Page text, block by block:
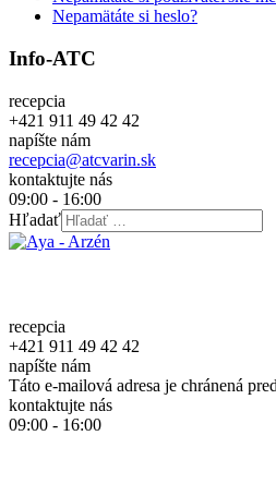
Nepamätáte si heslo?
Info-ATC
recepcia
+421 911 49 42 42
napíšte nám
recepcia@atcvarin.sk
kontaktujte nás
09:00 - 16:00
Hľadať
recepcia
+421 911 49 42 42
napíšte nám
Táto e-mailová adresa je chránená
kontaktujte nás
09:00 - 16:00